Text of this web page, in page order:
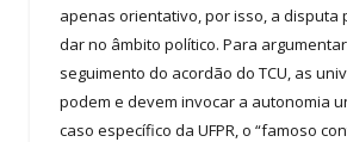
apenas orientativo, por isso, a disputa
dar no âmbito político. Para
seguimento do acordão do TCU, as
podem e devem invocar a autonomia
caso específico da UFPR, o “famoso